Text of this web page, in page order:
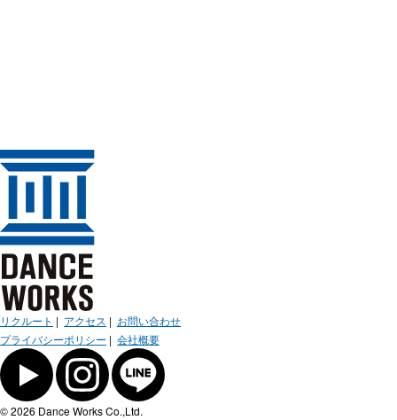
リクルート | アクセス | お問い合わせ
プライバシーポリシー | 会社概要
© 2026 Dance Works Co.,Ltd.